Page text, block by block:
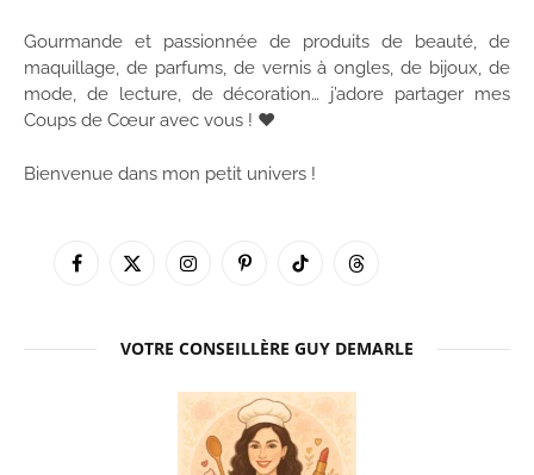
Gourmande et passionnée de produits de beauté, de
maquillage, de parfums, de vernis à ongles, de bijoux, de
mode, de lecture, de décoration… j’adore partager mes
Coups de Cœur avec vous ! ♥
Bienvenue dans mon petit univers !
Facebook
X
InstagramPinterestTikTok Threads
VOTRE CONSEILLÈRE GUY DEMARLE